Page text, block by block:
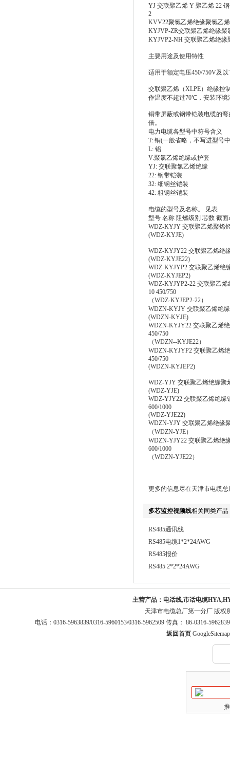
YJ 交联聚乙烯 Y 聚乙烯 22
2
KVV22聚氯乙烯绝缘聚氯乙
KYJVP-ZR交联聚乙烯绝缘
KYJVP2-NH 交联聚乙烯绝
主要用途及使用特性
适用于额定电压450/750V及
交联聚乙烯（XLPE）绝缘控
作温度不超过70℃，安装环
铜带屏蔽或钢带铠装电缆的
倍。
电力电缆各型号中符号含义
T: 铜(一般省略，不写进型号
L: 铝
V:聚氯乙烯绝缘或护套
YJ: 交联聚氯乙烯绝缘
22: 钢带铠装
32: 细钢丝铠装
42: 粗钢丝铠装
电缆的型号及名称。 见表
型号 名称 阻燃级别 芯数 截
WDZ-KYJY 交联聚乙烯聚烯
(WDZ-KYJE)
WDZ-KYJY22 交联聚乙烯绝
(WDZ-KYJE22)
WDZ-KYJYP2 交联聚乙烯绝
(WDZ-KYJEP2)
WDZ-KYJYP2-22 交联聚乙
10 450/750
（WDZ-KYJEP2-22）
WDZN-KYJY 交联聚乙烯绝
(WDZN-KYJE)
WDZN-KYJY22 交联聚乙烯
450/750
（WDZN--KYJE22）
WDZN-KYJYP2 交联聚乙烯
450/750
(WDZN-KYJEP2)
WDZ-YJY 交联聚乙烯绝缘聚
(WDZ-YJE)
WDZ-YJY22 交联聚乙烯绝缘
600/1000
(WDZ-YJE22)
WDZN-YJY 交联聚乙烯绝缘
（WDZN-YJE）
WDZN-YJY22 交联聚乙烯绝
600/1000
（WDZN-YJE22）
更多的信息尽在天津市电缆
多芯监控视频线相关同类产品
RS485通讯线
RS485电缆1*2*24AWG
RS485报价
RS485 2*2*24AWG
主营产品： 电话线,市话电缆
天津市电缆总厂第一分厂 版权
电话：0316-5963839/0316-5960153/0316-5962509 传真： 86-0316-
返回首页 GoogleSitemap